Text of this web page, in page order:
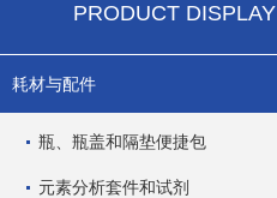
PRODUCT DISPLAY
耗材与配件
瓶、瓶盖和隔垫便捷包
元素分析套件和试剂